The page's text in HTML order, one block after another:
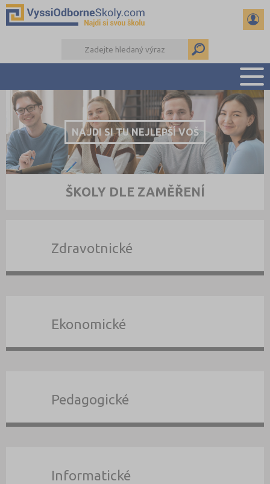
PŘEHLED ŠKOL
PŘÍPRAVA NA PŘIJÍMAČKY
KALENDÁŘ AKCÍ
SEMINÁRKY
DALŠÍ DRUHY ŠKOL
NAJDI SI TU NEJLEPŠÍ VOŠ
ŠKOLY DLE ZAMĚŘENÍ
Zdravotnické
Ekonomické
Pedagogické
Informatické